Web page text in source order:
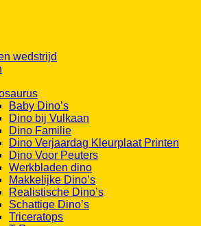
wedstrijd
Baby Dino’s
Dino bij Vulkaan
Dino Familie
Dino Verjaardag Kleurplaat Printen
Dino Voor Peuters
Werkbladen dino
Makkelijke Dino’s
Realistische Dino’s
Schattige Dino’s
Triceratops